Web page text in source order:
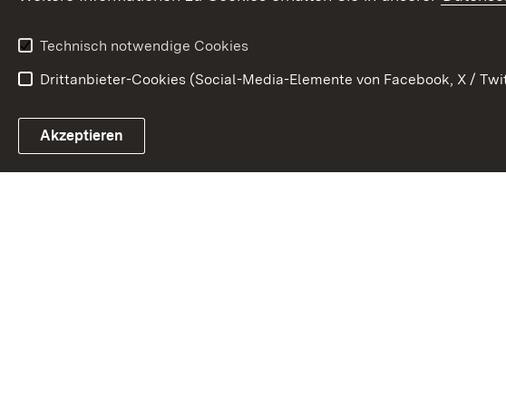
Link zum Landesportal
Technisch notwendige Cookies
Drittanbieter-Cookies (Social-Media-Elemente von Facebook, X /
Akzeptieren